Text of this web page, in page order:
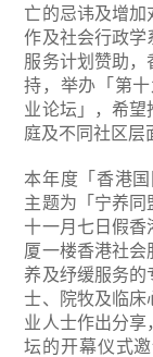
亡的忌讳及增加
作及社会行政学
服务计划赞助，
持，举办「第
业论坛」，希望
庭及不同社区层
本年度「香港
主题为「宁养同
十一月七日假香
厦一楼香港社会
养及纾缓服务的
士、院牧及临床
业人士作出分享
坛的开幕仪式